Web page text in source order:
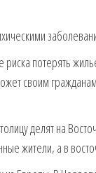
риска потерять
своим
делят на
жители, а в